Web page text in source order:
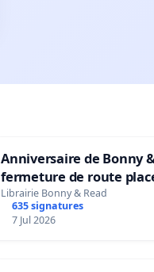
Anniversaire de Bonny
fermeture de route
Maya M
Librairie Bonny & Read
635 signatures
7 Jul 2026